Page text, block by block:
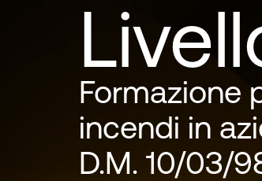
Formazione
incendi in
D.M. 10/03/